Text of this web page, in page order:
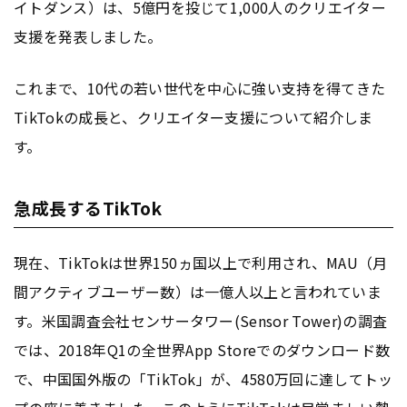
イトダンス）は、5億円を投じて1,000人のクリエイター
支援を発表しました。
これまで、10代の若い世代を中心に強い支持を得てきた
TikTokの成長と、クリエイター支援について紹介しま
す。
急成長するTikTok
現在、TikTokは世界150ヵ国以上で利用され、MAU（月
間アクティブユーザー数）は一億人以上と言われていま
す。米国調査会社センサータワー(Sensor Tower)の調査
では、2018年Q1の全世界App Storeでのダウンロード数
で、中国国外版の「TikTok」が、4580万回に達してトッ